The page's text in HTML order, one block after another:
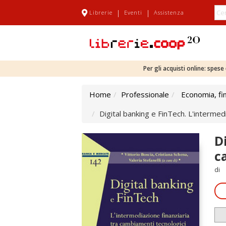
Librerie | Eventi | Assistenza
Per gli acquisti online:
Home Professionale
Economia,
Digital banking e FinTech.
di